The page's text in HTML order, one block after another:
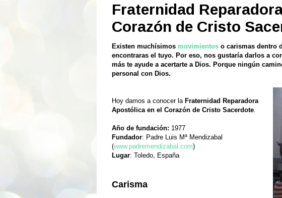
Fraternidad
Corazón de Cristo
Existen muchísimos movimientos o carismas dentro
encontraras el tuyo. Por eso, nos gustaría darlos a
más te ayude a acertarte a Dios. Porque ningún
personal con Dios.
Hoy damos a conocer la Fraternidad Reparadora
Apostólica en el Corazón de Cristo Sacerdote
Año de fundación: 1977
Fundador: Padre Luis Mª Mendizabal
(www.padremendizabal.com)
Lugar: Toledo, España
Carisma